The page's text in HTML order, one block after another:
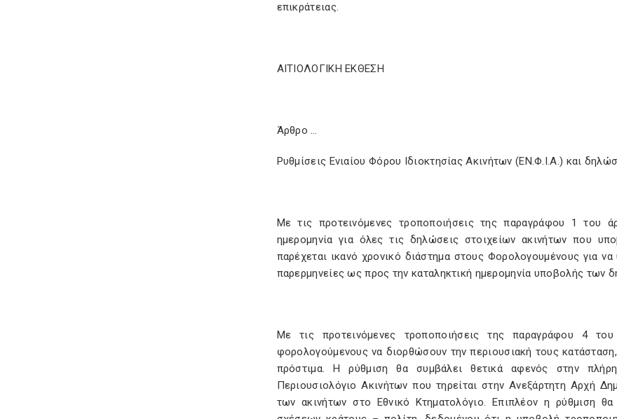
επικράτειας.
ΑΙΤΙΟΛΟΓΙΚΗ ΕΚΘΕΣΗ
Άρθρο …
Ρυθμίσεις Ενιαίου Φόρου Ιδιοκτησίας Ακινήτων (ΕΝ.Φ.Ι.Α.) και
Με τις προτεινόμενες τροποποιήσεις της παραγράφου 1 του
ημερομηνία για όλες τις δηλώσεις στοιχείων ακινήτων που
παρέχεται ικανό χρονικό διάστημα στους Φορολογουμένους για
παρερμηνείες ως προς την καταληκτική ημερομηνία υποβολής των
Με τις προτεινόμενες τροποποιήσεις της παραγράφου 4
φορολογούμενους να διορθώσουν την περιουσιακή τους
πρόστιμα. Η ρύθμιση θα συμβάλει θετικά αφενός στην
Περιουσιολόγιο Ακινήτων που τηρείται στην Ανεξάρτητη Αρχή
των ακινήτων στο Εθνικό Κτηματολόγιο. Επιπλέον η ρύθμιση